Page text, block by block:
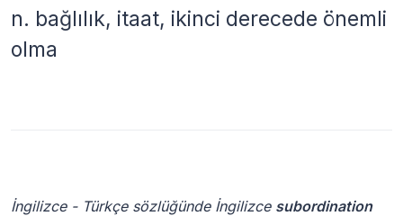
n. bağlılık, itaat, ikinci derecede önemli
olma
İngilizce - Türkçe sözlüğünde İngilizce subordination